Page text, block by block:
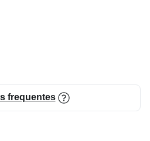
frequentes